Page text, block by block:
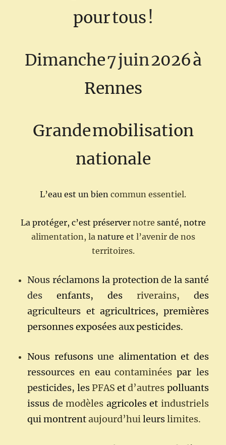
pourtous!
Dimanche7juin2026à
Rennes
Grandemobilisation
nationale
L’eau est un bien commun essentiel.
La protéger, c’est préserver notre santé, notre
alimentation, la nature et l’avenir de nos
territoires.
Nousréclamons la protectionde la santé
desenfants,des riverains, des
agriculteurs et agricultrices, premières
personnesexposéesauxpesticides.
Nous refusons une alimentation et des
ressources en eau contaminées par les
pesticides, lesPFASetd’autres polluants
issus demodèles agricoleset industriels
qui montrentaujourd’huileurslimites.